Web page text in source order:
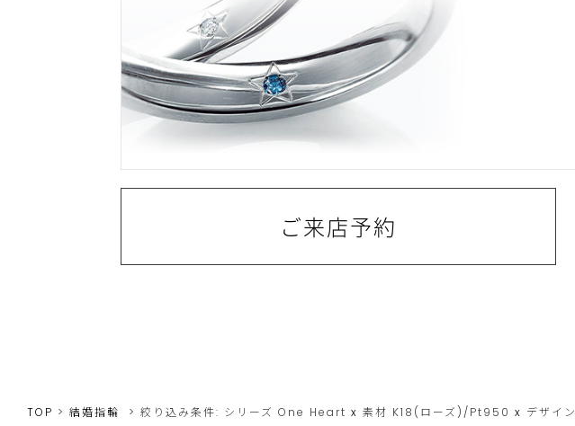
ご来店予約
TOP 結婚指輪 絞り込み条件: シリーズ One Heart x 素材 K18(ローズ)/Pt950 x デザイン